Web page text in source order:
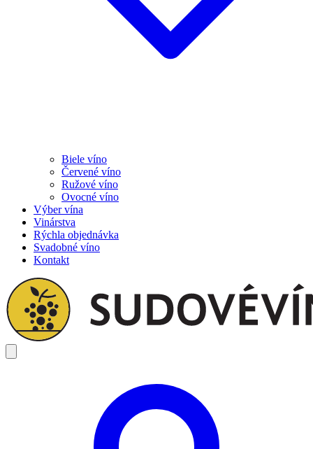
Biele víno
Červené víno
Ružové víno
Ovocné víno
Výber vína
Vinárstva
Rýchla objednávka
Svadobné víno
Kontakt